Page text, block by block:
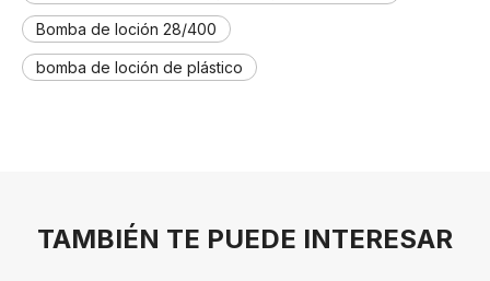
Bomba de loción 28/400
bomba de loción de plástico
TAMBIÉN TE PUEDE INTERESAR